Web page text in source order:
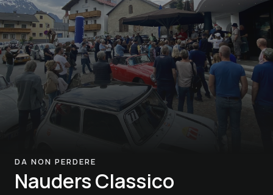
DA NON PERDERE
Nauders Classico